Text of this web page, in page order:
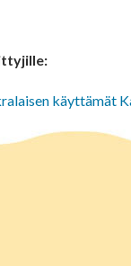
käyttämät